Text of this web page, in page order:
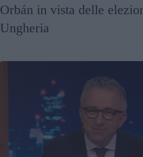
Orbán in vista delle
Ungheria